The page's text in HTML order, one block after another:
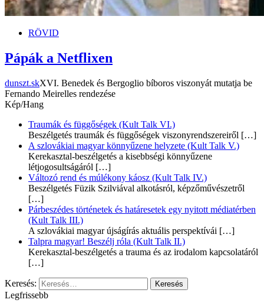
RÖVID
Pápák a Netflixen
dunszt.skXVI. Benedek és Bergoglio bíboros viszonyát mutatja be
Fernando Meirelles rendezése
Kép/Hang
Traumák és függőségek (Kult Talk VI.)
Beszélgetés traumák és függőségek viszonyrendszereiről […]
A szlovákiai magyar könnyűzene helyzete (Kult Talk V.)
Kerekasztal-beszélgetés a kisebbségi könnyűzene
létjogosultságáról […]
Változó rend és múlékony káosz (Kult Talk IV.)
Beszélgetés Füzik Szilviával alkotásról, képzőművészetről
[…]
Párbeszédes történetek és határesetek egy nyitott médiatérben
(Kult Talk III.)
A szlovákiai magyar újságírás aktuális perspektívái […]
Talpra magyar! Beszélj róla (Kult Talk II.)
Kerekasztal-beszélgetés a trauma és az irodalom kapcsolatáról
[…]
Keresés:
Legfrissebb